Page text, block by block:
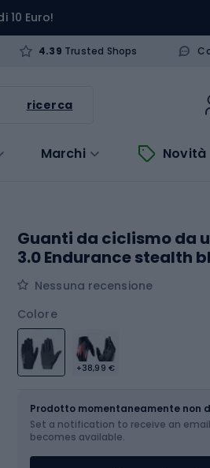
Euro!
4.39 Trusted Shops
ricerca
Marchi Novità
Guanti da ciclismo da
3.0 Endurance stealth
Nessuna recensione
Colore
+38,99 €
Scegli un'opzione...
Prodotto momentaneamente non
Set a notification to receive an
becomes available.